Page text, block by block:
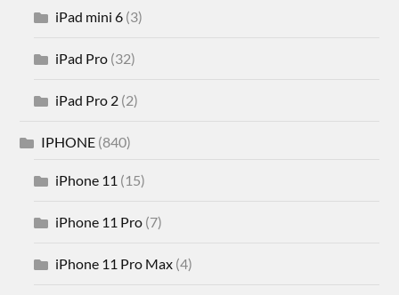
iPad mini 6 (3)
iPad Pro (32)
iPad Pro 2 (2)
IPHONE (840)
iPhone 11 (15)
iPhone 11 Pro (7)
iPhone 11 Pro Max (4)